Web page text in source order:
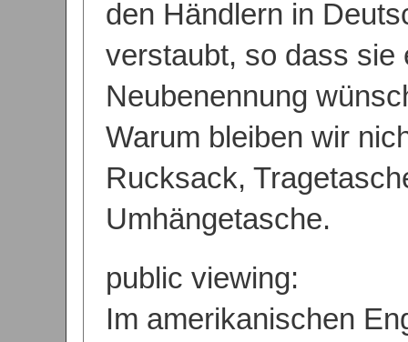
den Händlern in
verstaubt, so dass sie
Neubenennung
Warum bleiben wir
Rucksack,
Umhängetasche.
public viewing:
Im amerikanischen